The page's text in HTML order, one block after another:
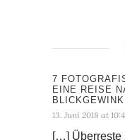
7
EINE REISE
13. Juni 2018 at
[…] Überreste